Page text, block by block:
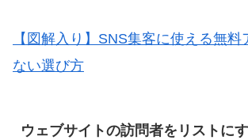
【図解入り】SNS集客に使える無料
ない選び方
ウェブサイトの訪問者をリストに